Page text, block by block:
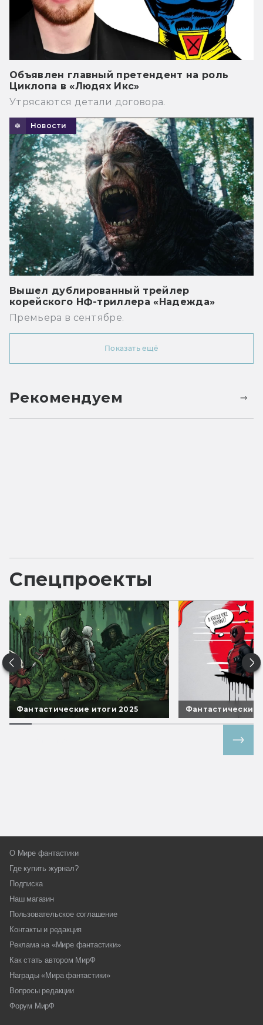
Объявлен главный претендент на роль
Циклопа в «Людях Икс»
Утрясаются детали договора.
Новости
Вышел дублированный трейлер
корейского НФ-триллера «Надежда»
Премьера в сентябре.
Показать ещё
Рекомендуем
Спецпроекты
Фантастические итоги 2025 Фантастические
О Мире фантастики
Где купить журнал?
Подписка
Наш магазин
Пользовательское соглашение
Контакты и редакция
Реклама на «Мире фантастики»
Как стать автором МирФ
Награды «Мира фантастики»
Вопросы редакции
Форум МирФ